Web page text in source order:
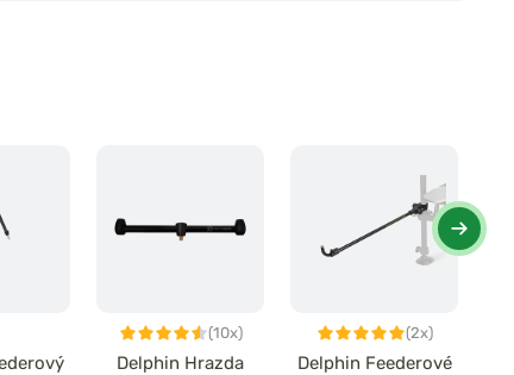
(10x)
Delphin Hrazda
(2x)
Delphin Feederové